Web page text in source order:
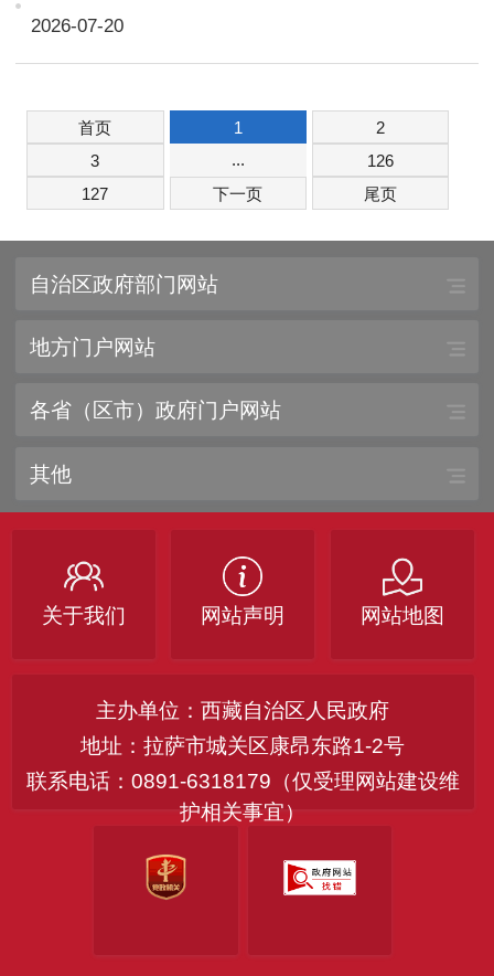
2026-07-20
首页 1
2
3
...
126
127
下一页 尾页
自治区政府部门网站
地方门户网站
各省（区市）政府门户网站
其他
关于我们 网站声明 网站地图
主办单位：西藏自治区人民政府
地址：拉萨市城关区康昂东路1-2号
联系电话：0891-6318179（仅受理网站建设维
护相关事宜）